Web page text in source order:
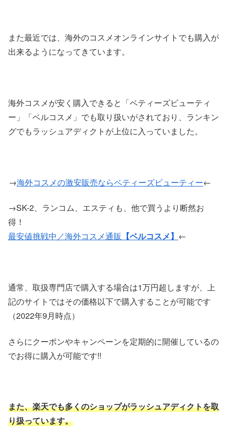
また最近では、海外のコスメオンラインサイトでも購入が
出来るようになってきています。
海外コスメが安く購入できると「ベティーズビューティ
ー」「ベルコスメ」でも取り扱いがされており、ランキン
グでもラッシュアディクトが上位に入っていました。
→海外コスメの激安販売ならベティーズビューティー←
→SK-2、ランコム、エスティも、他で買うより断然お
得！
最安値挑戦中／海外コスメ通販 【ベルコスメ】 ←
通常、取扱専門店で購入する場合は1万円超しますが、上
記のサイトではその価格以下で購入することが可能です
（2022年9月時点）
さらにクーポンやキャンペーンを定期的に開催しているの
でお得に購入が可能です!!
また、楽天でも多くのショップがラッシュアディクトを取
り扱っています。